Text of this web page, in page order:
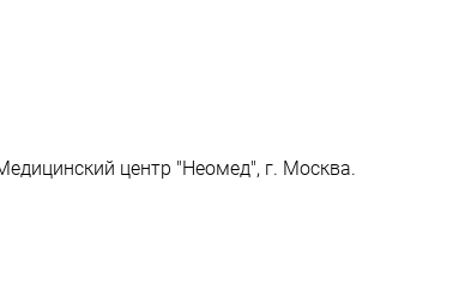
центр "Неомед", г. Москва.